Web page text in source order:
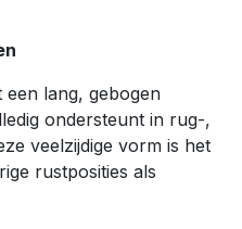
een lang, gebogen
ondersteunt in rug-,
veelzijdige vorm is het
rustposities als